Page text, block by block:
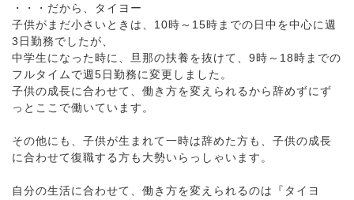
・・・だから、タイヨー
子供がまだ小さいときは、10時～15時までの日中を中心に週
3日勤務でしたが、
中学生になった時に、旦那の扶養を抜けて、9時～18時までの
フルタイムで週5日勤務に変更しました。
子供の成長に合わせて、働き方を変えられるから辞めずにず
っとここで働いています。
その他にも、子供が生まれて一時は辞めた方も、子供の成長
に合わせて復職する方も大勢いらっしゃいます。
自分の生活に合わせて、働き方を変えられるのは『タイヨ